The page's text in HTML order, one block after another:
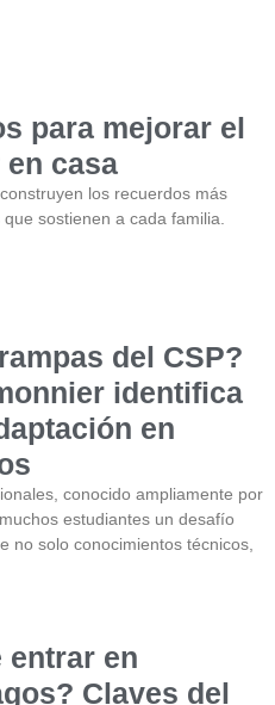
para mejorar el
casa
los recuerdos más
sostienen a cada familia.
del CSP?
identifica
en
conocido ampliamente por
estudiantes un desafío
no solo conocimientos técnicos,
entrar en
Claves del